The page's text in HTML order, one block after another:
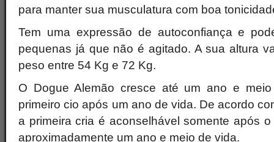
para manter sua musculatura com boa
Tem uma expressão de autoconfiança e
pequenas já que não é agitado. A sua altura
peso entre 54 Kg e 72 Kg.
O Dogue Alemão cresce até um ano e
primeiro cio após um ano de vida. De acordo
a primeira cria é aconselhável somente após
aproximadamente um ano e meio de vida.